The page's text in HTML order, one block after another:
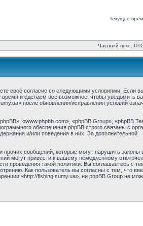
Текущее
Часовой пояс:
своё согласие со следующими условиями. Если
и сделаем всё возможное, чтобы уведомить
после обновления/исправления условий
«www.phpbb.com», «phpBB Group», «phpBB
обеспечения phpBB строго связаны с
и/или поведения в них. За дополнительной
прочих сообщений, которые могут нарушить законы
могут привести к вашему немедленному
проведения такой политики. Вы соглашаетесь с
Как пользователь вы согласны с тем, что
«http://fishing.sumy.ua», ни phpBB Group не